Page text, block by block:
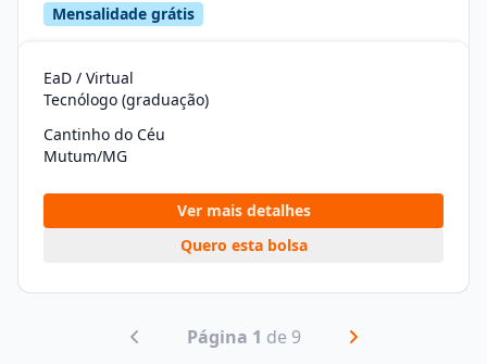
Mensalidade grátis
EaD / Virtual
Tecnólogo (graduação)
Cantinho do Céu
Mutum/MG
Ver mais detalhes
Quero esta bolsa
Página 1 de 9